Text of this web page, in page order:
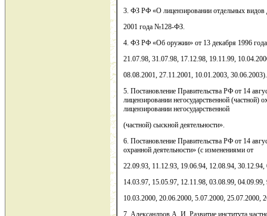
3. ФЗ РФ «О лицензировании отдельных видов
2001 года №128-ФЗ.
4. ФЗ РФ «Об оружии» от 13 декабря 1996
21.07.98, 31.07.98, 17.12.98, 19.11.99,
08.08.2001, 27.11.2001, 10.01.2003, 30.06.2003).
5. Постановление Правительства РФ от 14
лицензировании негосударственной (частной)
лицензировании негосударственной
(частной) сыскной деятельности».
6. Постановление Правительства РФ от 14
охранной деятельности» (с изменениями от
22.09.93, 11.12.93, 19.06.94, 12.08.94,
14.03.97, 15.05.97, 12.11.98, 03.08.99,
10.03.2000, 20.06.2000, 5.07.2000, 25.07.2000,
7. Александров А. И. Развитие института